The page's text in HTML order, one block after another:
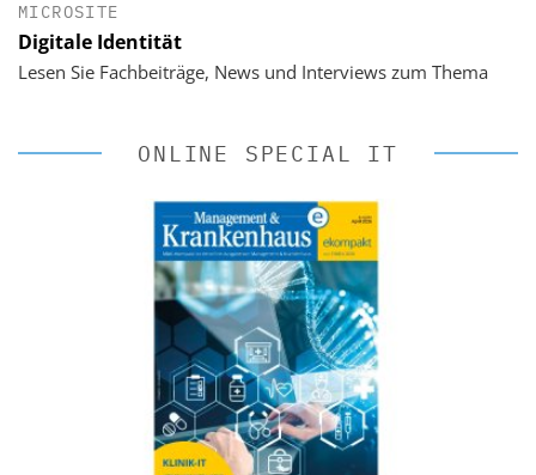
MICROSITE
Digitale Identität
Lesen Sie Fachbeiträge, News und Interviews zum Thema
ONLINE SPECIAL IT